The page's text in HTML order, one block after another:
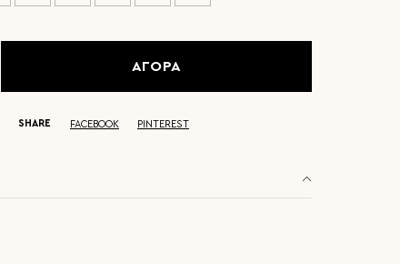
ΑΓΟΡΑ
SHARE FACEBOOK PINTEREST